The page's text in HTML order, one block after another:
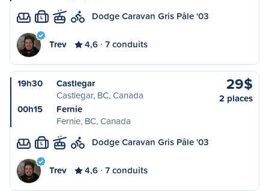
L Dodge Caravan Gris Pâle '03
Trev 4,6 7 conduits
19h30
Castlegar
Castlegar, BC, Canada
00h15
Fernie
Fernie, BC, Canada
29$
2 places
L Dodge Caravan Gris Pâle '03
Trev 4,6 7 conduits